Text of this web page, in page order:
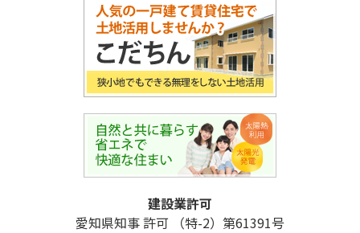
建設業許可
愛知県知事 許可 （特-2）第61391号